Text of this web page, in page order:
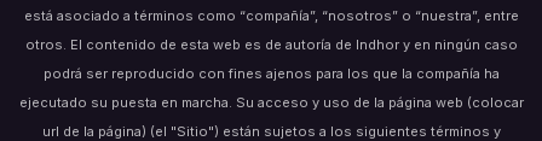
está asociado a términos como “compañía”, “nosotros” o “nuestra”, entre
otros. El contenido de esta web es de autoría de Indhor y en ningún caso
podrá ser reproducido con fines ajenos para los que la compañía ha
ejecutado su puesta en marcha. Su acceso y uso de la página web (colocar
url de la página) (el "Sitio") están sujetos a los siguientes términos y